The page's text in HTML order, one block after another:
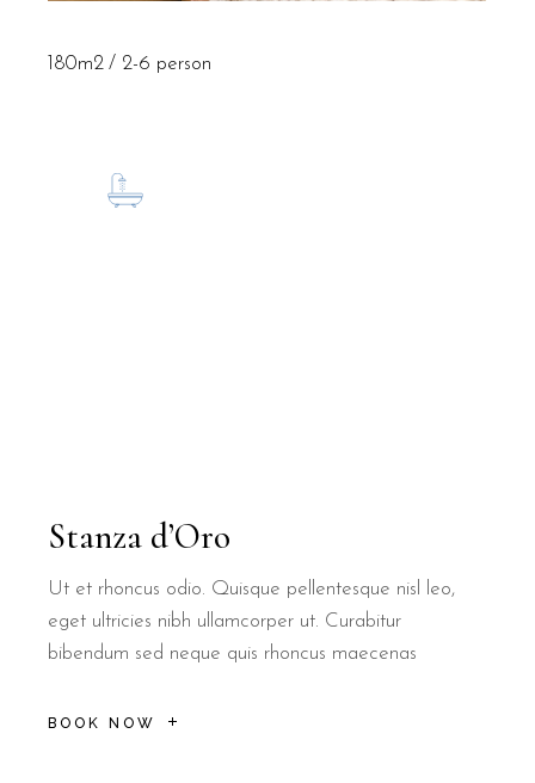
Stanza d’Oro
Ut et rhoncus odio. Quisque pellentesque nisl leo,
eget ultricies nibh ullamcorper ut. Curabitur
bibendum sed neque quis rhoncus maecenas
BOOK NOW
180m2 2-6 person